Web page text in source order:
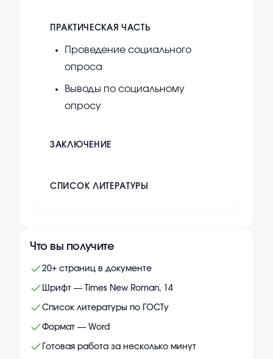
ПРАКТИЧЕСКАЯ ЧАСТЬ
Проведение социального
опроса
Выводы по социальному
опросу
ЗАКЛЮЧЕНИЕ
СПИСОК ЛИТЕРАТУРЫ
Что вы получите
20+ страниц в документе
Шрифт — Times New Roman, 14
Список литературы по ГОСТу
Формат — Word
Готовая работа за несколько минут